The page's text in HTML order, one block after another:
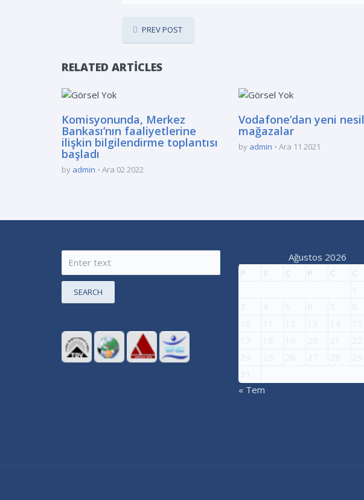
PREV POST
RELATED ARTICLES
Komisyonunda, Merkez
Bankası’nın faaliyetlerine
ilişkin bilgilendirme toplantısı
başladı
by admin Ara 02 2022
Vodafone’dan yeni nesil
mağazalar
by admin Ara 11 2021
SEARCH
Ağustos 2026
P
S Ç P C C
1
3
4 5 6 7 8
10
11 12 13 14 15
17
18 19 20 21 22
24
25 26 27 28 29
31
« Tem